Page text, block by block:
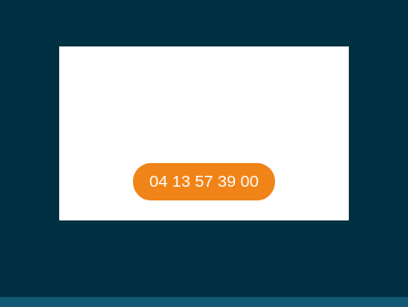
04 13 57 39 00